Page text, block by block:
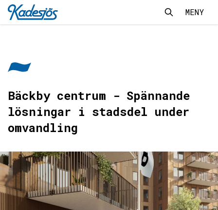
Kadesjös - Tillbaks till start
SökSök
MENY
Bäckby centrum - Spännande
lösningar i stadsdel under
omvandling